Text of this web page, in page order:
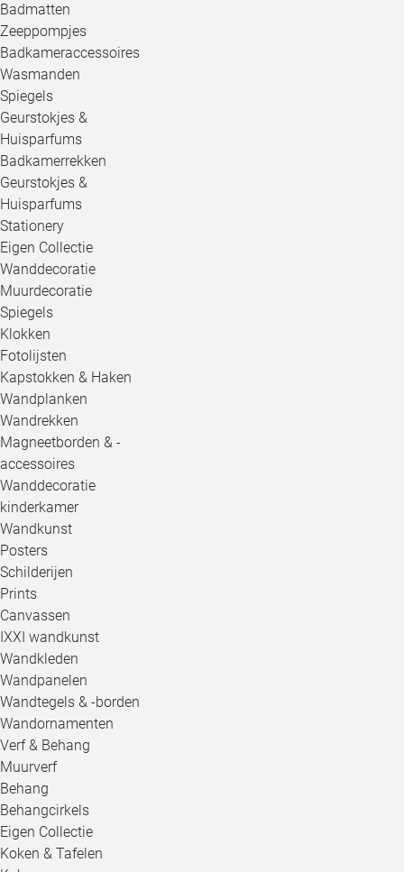
Badmatten
Zeeppompjes
Badkameraccessoires
Wasmanden
Spiegels
Geurstokjes &
Huisparfums
Badkamerrekken
Geurstokjes &
Huisparfums
Stationery
Eigen Collectie
Wanddecoratie
Muurdecoratie
Spiegels
Klokken
Fotolijsten
Kapstokken & Haken
Wandplanken
Wandrekken
Magneetborden & -
accessoires
Wanddecoratie
kinderkamer
Wandkunst
Posters
Schilderijen
Prints
Canvassen
IXXI wandkunst
Wandkleden
Wandpanelen
Wandtegels & -borden
Wandornamenten
Verf & Behang
Muurverf
Behang
Behangcirkels
Eigen Collectie
Koken & Tafelen